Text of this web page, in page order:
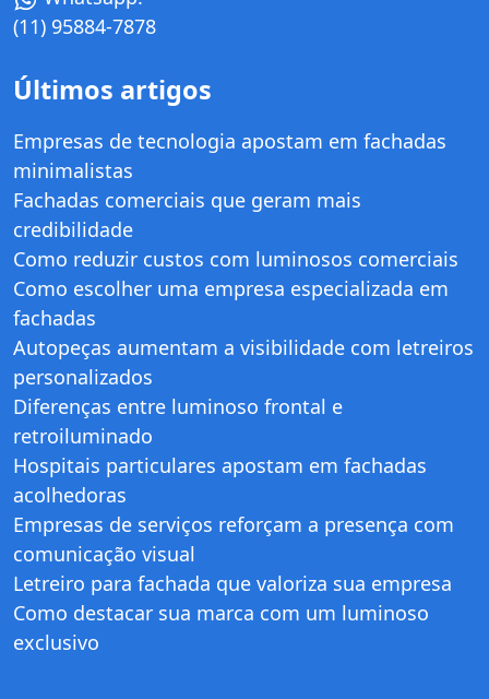
(11) 95884-7878
Últimos artigos
Empresas de tecnologia apostam em fachadas
minimalistas
Fachadas comerciais que geram mais
credibilidade
Como reduzir custos com luminosos comerciais
Como escolher uma empresa especializada em
fachadas
Autopeças aumentam a visibilidade com letreiros
personalizados
Diferenças entre luminoso frontal e
retroiluminado
Hospitais particulares apostam em fachadas
acolhedoras
Empresas de serviços reforçam a presença com
comunicação visual
Letreiro para fachada que valoriza sua empresa
Como destacar sua marca com um luminoso
exclusivo